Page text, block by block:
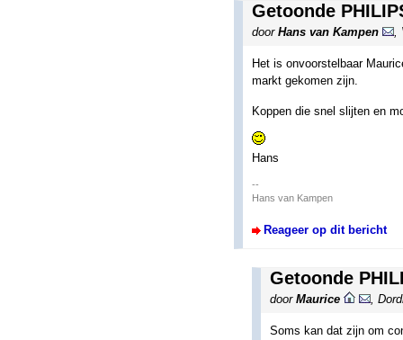
Getoonde
door Hans van Kampen
Het is onvoorstelbaar
markt gekomen zijn.
Koppen die snel slijten en
Hans
--
Hans van Kampen
Reageer op dit bericht
Getoonde
door Maurice ,
Soms kan dat zijn om